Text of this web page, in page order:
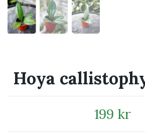
Hoya
199 kr